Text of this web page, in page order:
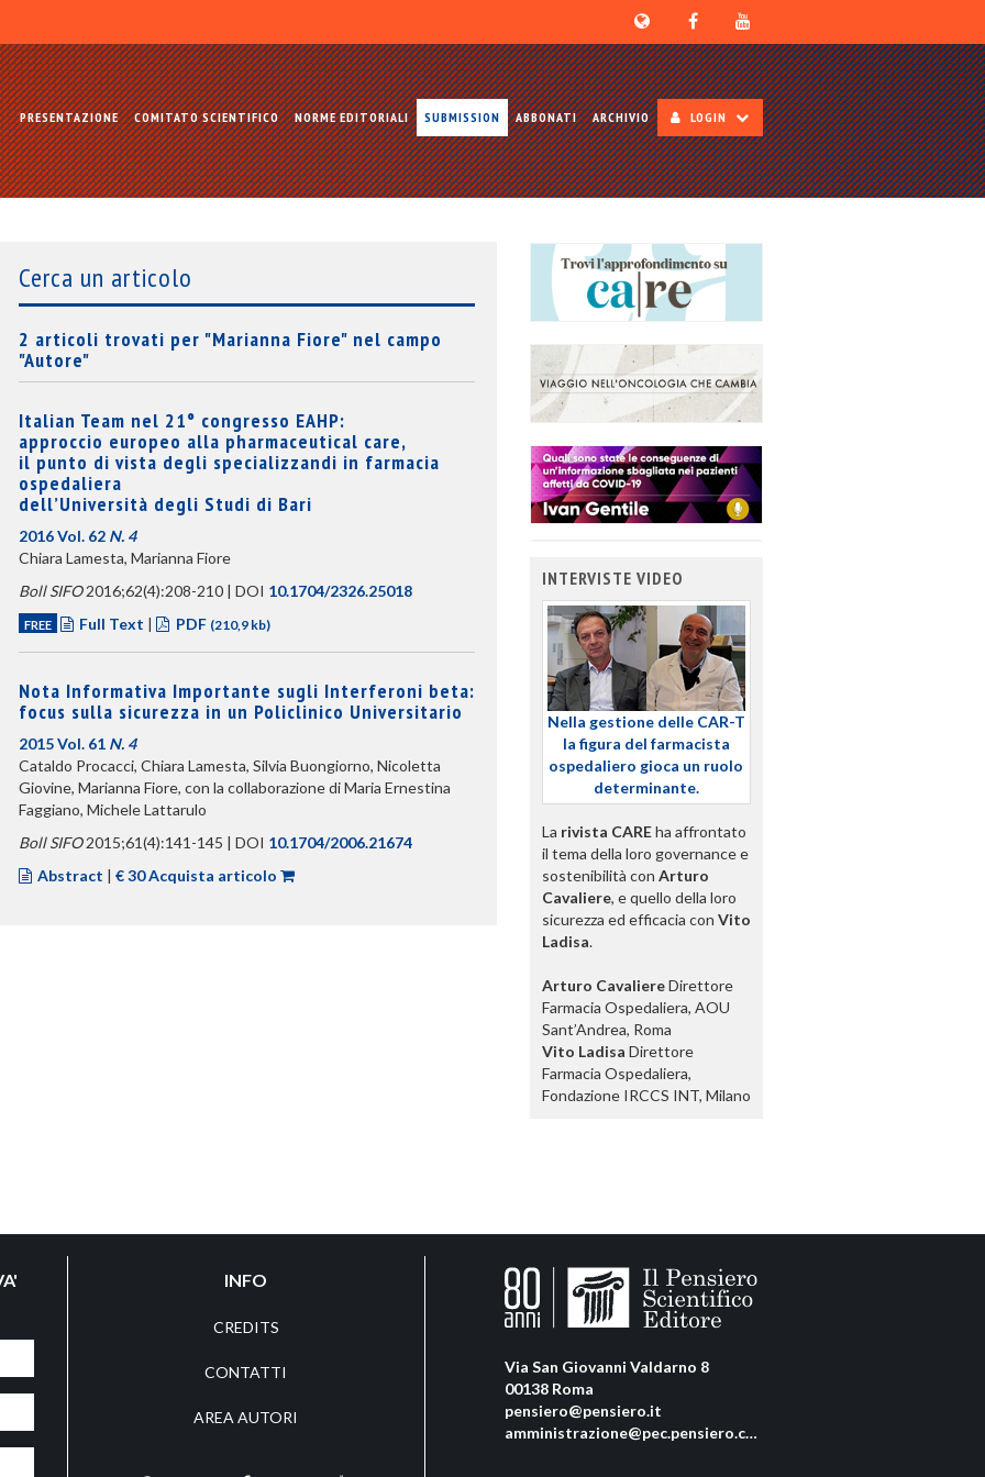
PRESENTAZIONE COMITATO SCIENTIFICO NORME EDITORIALI SUBMISSION ABBONATI ARCHIVIO LOGIN
Cerca un articolo
2 articoli trovati per "Marianna Fiore" nel campo
"Autore"
Italian Team nel 21° congresso EAHP:
approccio europeo alla pharmaceutical care,
il punto di vista degli specializzandi in farmacia
ospedaliera
dell’Università degli Studi di Bari
2016 Vol. 62 N. 4
Chiara Lamesta, Marianna Fiore
Boll SIFO2016;62(4):208-210 | DOI 10.1704/2326.25018
FREE Full Text | PDF (210,9 kb)
Nota Informativa Importante sugli Interferoni beta:
focus sulla sicurezza in un Policlinico Universitario
2015 Vol. 61 N. 4
Cataldo Procacci, Chiara Lamesta, Silvia Buongiorno, Nicoletta
Giovine, Marianna Fiore, con la collaborazione di Maria Ernestina
Faggiano, Michele Lattarulo
Boll SIFO2015;61(4):141-145 | DOI 10.1704/2006.21674
Abstract | € 30 Acquista articolo
INTERVISTE VIDEO
Nella gestione delle CAR-T
la figura del farmacista
ospedaliero gioca un ruolo
determinante.
La rivista CAREha affrontato
il tema della loro governance e
sostenibilità con Arturo
Cavaliere, e quello della loro
sicurezza ed efficacia con Vito
Ladisa.
Arturo CavaliereDirettore
Farmacia Ospedaliera, AOU
Sant’Andrea, Roma
Vito Ladisa Direttore
Farmacia Ospedaliera,
Fondazione IRCCS INT, Milano
INFO
CREDITS
CONTATTI
AREA AUTORI
Via San Giovanni Valdarno 8
00138 Roma
pensiero@pensiero.it
amministrazione@pec.pensiero.com